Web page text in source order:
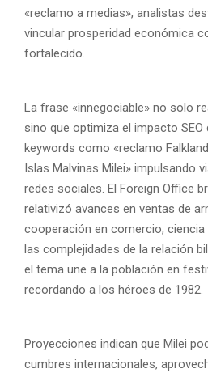
«reclamo a medias», analistas
vincular prosperidad económica
fortalecido.
La frase «innegociable» no solo
sino que optimiza el impacto SEO
keywords como «reclamo
Islas Malvinas Milei» impulsando
redes sociales. El Foreign Office
relativizó avances en ventas de
cooperación en comercio, ciencia
las complejidades de la relación
el tema une a la población en
recordando a los héroes de 1982.
Proyecciones indican que Milei
cumbres internacionales,